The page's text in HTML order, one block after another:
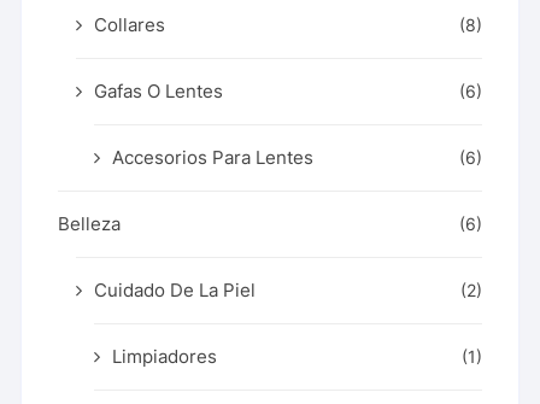
Collares (8)
Gafas O Lentes (6)
Accesorios Para Lentes (6)
Belleza (6)
Cuidado De La Piel (2)
Limpiadores (1)